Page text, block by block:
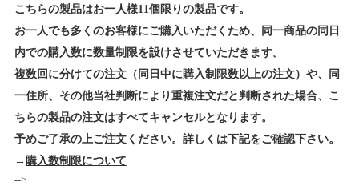
こちらの製品はお一人様11個限りの製品です。
お一人でも多くのお客様にご購入いただくため、同一商品の同日
内での購入数に数量制限を設けさせていただきます。
複数回に分けての注文（同日中に購入制限数以上の注文）や、同
一住所、その他当社判断により重複注文だと判断された場合、こ
ちらの製品の注文はすべてキャンセルとなります。
予めご了承の上ご注文ください。詳しくは下記をご確認下さい。
→ 購入数制限について
-->